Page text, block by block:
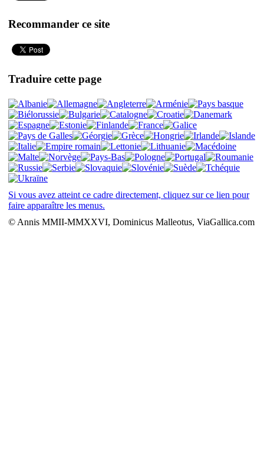
Recommander ce site
Traduire cette page
Si vous avez atteint ce cadre directement, cliquez sur ce lien pour
faire apparaître les menus.
© Annis MMII-MMXXVI, Dominicus Malleotus, ViaGallica.com